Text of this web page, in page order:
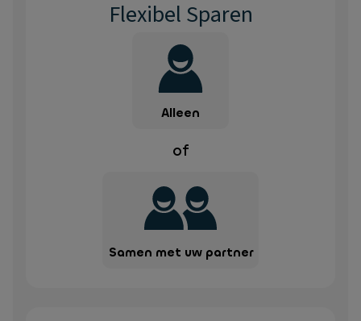
Flexibel Sparen
Alleen
of
Samen met uw partner